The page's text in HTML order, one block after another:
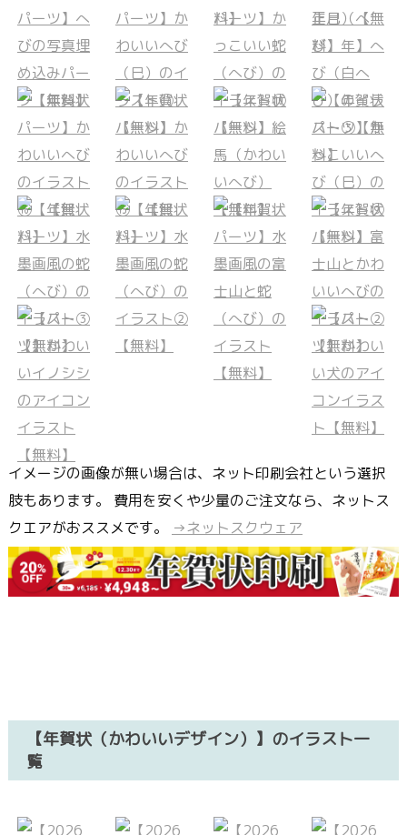
イメージの画像が無い場合は、ネット印刷会社という選択
肢もあります。 費用を安くや少量のご注文なら、ネットス
クエアがおススメです。
→ネットスクウェア
【年賀状（かわいいデザイン）】のイラスト一
覧